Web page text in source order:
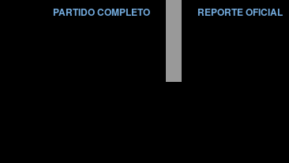
PARTIDO COMPLETO REPORTE OFICIAL